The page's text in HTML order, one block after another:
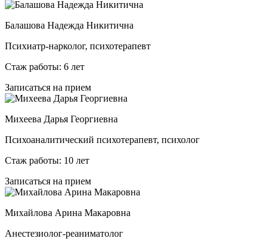
Балашова Надежда Никитична
Психиатр-нарколог, психотерапевт
Стаж работы: 6 лет
Записаться на прием
Михеева Дарья Георгиевна
Психоаналитический психотерапевт, психолог
Стаж работы: 10 лет
Записаться на прием
Михайлова Арина Макаровна
Анестезиолог-реаниматолог